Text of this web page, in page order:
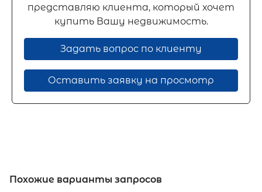
представляю клиента, который хочет
купить Вашу недвижимость.
Задать вопрос по клиенту
Оставить заявку на просмотр
Похожие варианты запросов